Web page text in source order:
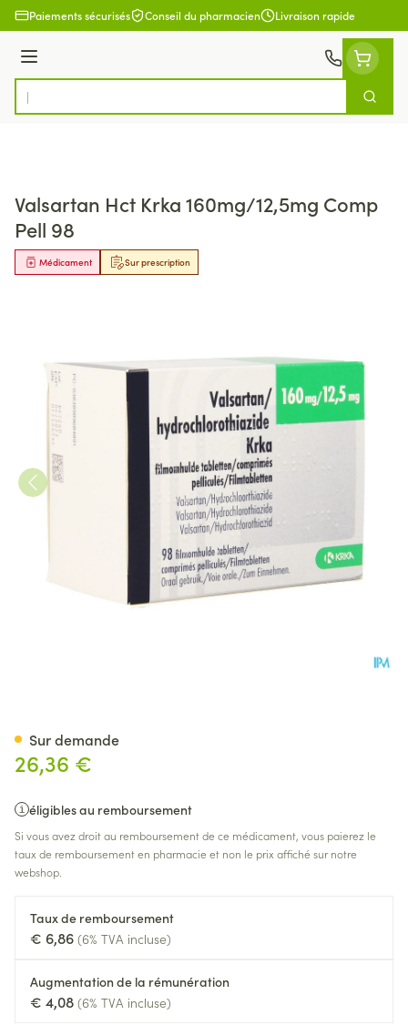
Aller au contenu
Paiements sécurisés Conseil du pharmacien Livraison rapide
Menu
Rechercher
Valsartan Hct Krka 160mg/12,5mg Comp
Pell 98
Sur prescription
Médicament
26,36 €
éligibles au remboursement
Si vous avez droit au remboursement de ce médicament, vous paierez le
taux de remboursement en pharmacie et non le prix affiché sur notre
webshop.
Taux de remboursement
€ 6,86 (6% TVA incluse)
Augmentation de la rémunération
€ 4,08 (6% TVA incluse)
Sur demande